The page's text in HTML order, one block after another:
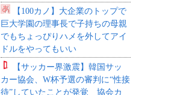
【100カノ】大企業のトップで
巨大学園の理事長で子持ちの母親
でもちょっぴりハメを外してアイ
ドルをやってもいい
【サッカー界激震】韓国サッ
カー協会、W杯予選の審判に“性接
待”していたことが発覚 協会カ